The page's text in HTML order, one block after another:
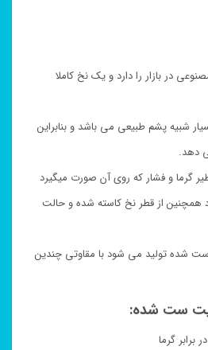
در بازار را دارد و یک نخ کاملا
شبیه پشم طبیعی می باشد و بنابراین
دهد.
گرما و فشار که روی آن صورت میگیرد
همچنین از قطر نخ کاسته شده و حالت
شده تولید می شود با مقاوتی چندین
ست شده: